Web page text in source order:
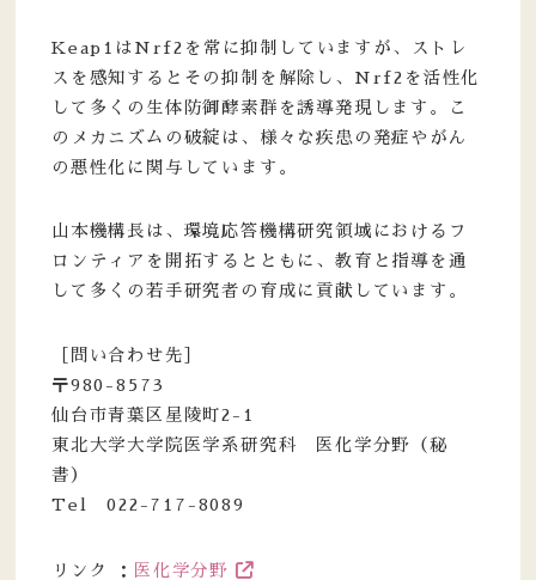
Keap1はNrf2を常に抑制していますが、ストレ
スを感知するとその抑制を解除し、Nrf2を活性化
して多くの生体防御酵素群を誘導発現します。こ
のメカニズムの破綻は、様々な疾患の発症やがん
の悪性化に関与しています。
山本機構長は、環境応答機構研究領域におけるフ
ロンティアを開拓するとともに、教育と指導を通
して多くの若手研究者の育成に貢献しています。
［問い合わせ先］
〒980-8573
仙台市青葉区星陵町2-1
東北大学大学院医学系研究科 医化学分野（秘
書）
Tel 022-717-8089
リンク ： 医化学分野